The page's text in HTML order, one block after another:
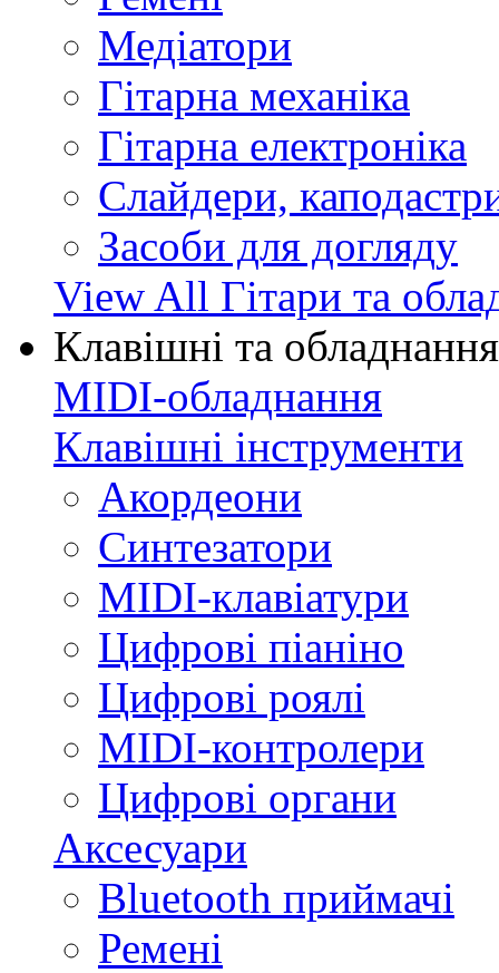
Медіатори
Гітарна механіка
Гітарна електроніка
Слайдери,
Засоби для догляду
View All Гітари та
Клавішні та обладнання
MIDI-обладнання
Клавішні інструменти
Акордеони
Синтезатори
MIDI-клавіатури
Цифрові піаніно
Цифрові роялі
MIDI-контролери
Цифрові органи
Аксесуари
Bluetooth приймачі
Ремені